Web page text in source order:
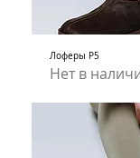
Лоферы Р5
Нет в